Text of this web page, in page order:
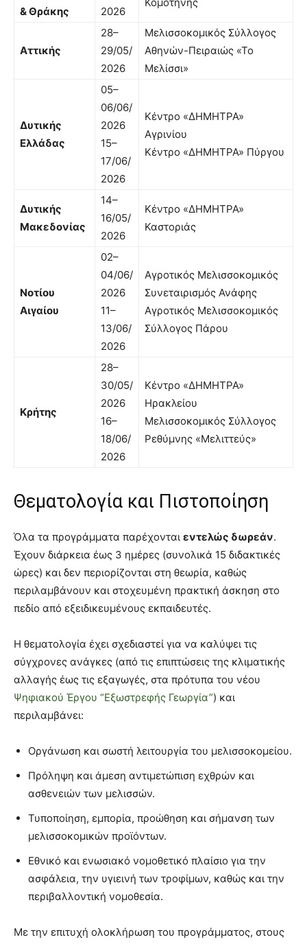
& Θράκης
2026
Κομοτηνής
Αττικής
28–
29/05/
2026
Μελισσοκομικός Σύλλογος
Αθηνών-Πειραιώς «Το
Μελίσσι»
Δυτικής
Ελλάδας
05–
06/06/
2026
15–
17/06/
2026
Κέντρο «ΔΗΜΗΤΡΑ»
Αγρινίου
Κέντρο «ΔΗΜΗΤΡΑ» Πύργου
Δυτικής
Μακεδονίας
14–
16/05/
2026
Κέντρο «ΔΗΜΗΤΡΑ»
Καστοριάς
Νοτίου
Αιγαίου
02–
04/06/
2026
11–
13/06/
2026
Αγροτικός Μελισσοκομικός
Συνεταιρισμός Ανάφης
Αγροτικός Μελισσοκομικός
Σύλλογος Πάρου
Κρήτης
28–
30/05/
2026
16–
18/06/
2026
Κέντρο «ΔΗΜΗΤΡΑ»
Ηρακλείου
Μελισσοκομικός Σύλλογος
Ρεθύμνης «Μελιττεύς»
Θεματολογία και Πιστοποίηση
Όλα τα προγράμματα παρέχονται εντελώς δωρεάν.
Έχουν διάρκεια έως 3 ημέρες (συνολικά 15 διδακτικές
ώρες) και δεν περιορίζονται στη θεωρία, καθώς
περιλαμβάνουν και στοχευμένη πρακτική άσκηση στο
πεδίο από εξειδικευμένους εκπαιδευτές.
Η θεματολογία έχει σχεδιαστεί για να καλύψει τις
σύγχρονες ανάγκες (από τις επιπτώσεις της κλιματικής
αλλαγής έως τις εξαγωγές, στα πρότυπα του νέου
Ψηφιακού Έργου “Εξωστρεφής Γεωργία”) και
περιλαμβάνει:
Οργάνωση και σωστή λειτουργία του μελισσοκομείου.
Πρόληψη και άμεση αντιμετώπιση εχθρών και
ασθενειών των μελισσών.
Τυποποίηση, εμπορία, προώθηση και σήμανση των
μελισσοκομικών προϊόντων.
Εθνικό και ενωσιακό νομοθετικό πλαίσιο για την
ασφάλεια, την υγιεινή των τροφίμων, καθώς και την
περιβαλλοντική νομοθεσία.
Με την επιτυχή ολοκλήρωση του προγράμματος, στους